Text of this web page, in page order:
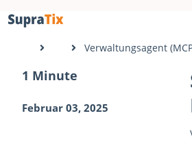
Verwaltungsagent
1 Minute
Februar 03, 2025